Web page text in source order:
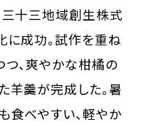
三十三地域創生株式
に成功。試作を重ね
つ、爽やかな柑橘の
羊羹が完成した。暑
食べやすい、軽やか